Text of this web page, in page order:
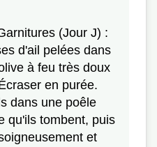
(Jour J) :
d'ail pelées dans
à feu très doux
en purée.
dans une poêle
qu'ils tombent, puis
et